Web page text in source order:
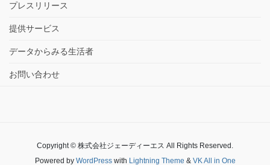
プレスリリース
提供サービス
データからみる生活者
お問い合わせ
Copyright © 株式会社ジェーディーエス All Rights Reserved.
Powered by WordPresswith Lightning Theme & VK All in One